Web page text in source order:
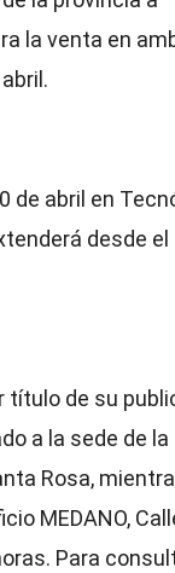
la venta en
de abril en
desde el
título de su
a la sede de la
Rosa,
MEDANO,
Para